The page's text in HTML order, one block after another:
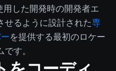
した開発時の開発者エ
せるように設計された専
を提供する最初のロケー
す。